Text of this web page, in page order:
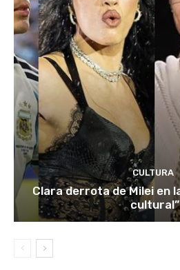
CULTURA
Clara derrota de Milei en
cultural”